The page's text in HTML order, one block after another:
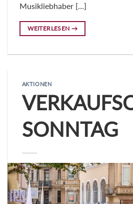
Musikliebhaber […]
WEITERLESEN →
AKTIONEN
SONNTAG